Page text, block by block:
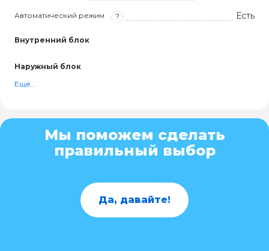
Автоматический режим ? Есть
Внутренний блок
Наружный блок
Ещё...
Мы поможем сделать
правильный выбор
Да, давайте!